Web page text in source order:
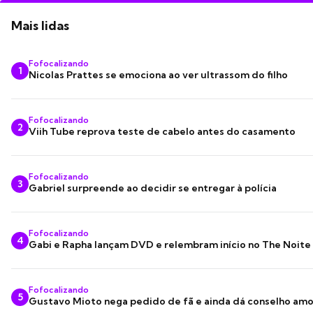
Mais lidas
1
Fofocalizando
Nicolas Prattes se emociona ao ver ultrassom do filho
2
Fofocalizando
Viih Tube reprova teste de cabelo antes do casamento
3
Fofocalizando
Gabriel surpreende ao decidir se entregar à polícia
4
Fofocalizando
Gabi e Rapha lançam DVD e relembram início no The Noite
5
Fofocalizando
Gustavo Mioto nega pedido de fã e ainda dá conselho